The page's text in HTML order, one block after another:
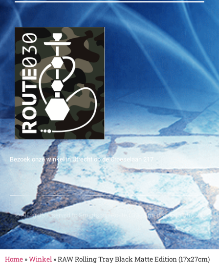
Bezoek onze winkel in Utrecht op de Croeselaan 217
© All rights reserved to Smartshop Route 030 - Smartshop in Utrecht
Home »Winkel »RAW Rolling Tray Black Matte Edition (17x27cm)